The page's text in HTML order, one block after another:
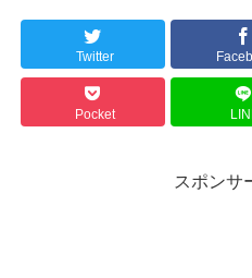
Twitter
Pocket
スポンサ